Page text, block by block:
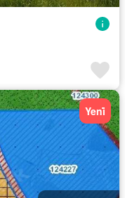
Yeni̇